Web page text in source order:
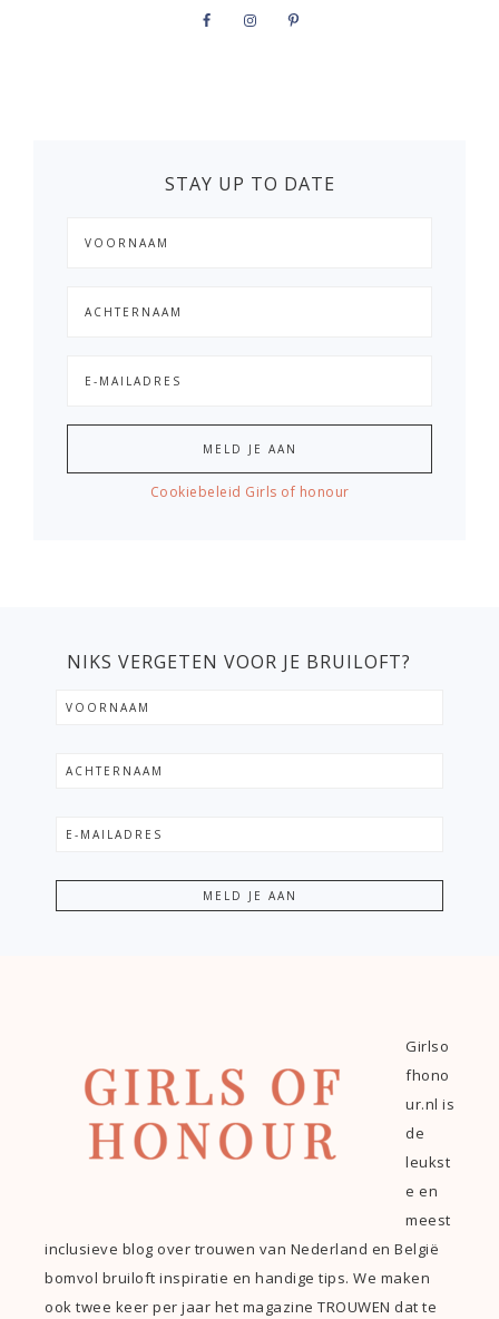
STAY UP TO DATE
Cookiebeleid Girls of honour
NIKS VERGETEN VOOR JE BRUILOFT?
Girlso
fhono
ur.nl is
de
leukst
e en
meest
inclusieve blog over trouwen van Nederland en België
bomvol bruiloft inspiratie en handige tips. We maken
ook twee keer per jaar het magazine TROUWEN dat te